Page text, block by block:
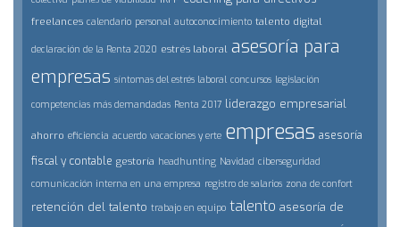
freelances calendario personal autoconocimiento talento digital
declaración de la Renta 2020 estrés laboral asesoría para
empresas síntomas del estrés laboral concursos legislación
competencias más demandadas Renta 2017 liderazgo empresarial
ahorro eficiencia acuerdo vacaciones y erte empresas asesoría
fiscal y contable gestoría headhunting Navidad ciberseguridad
comunicación interna en una empresa registro de salarios zona de confort
retención del talento trabajo en equipo talento asesoría de